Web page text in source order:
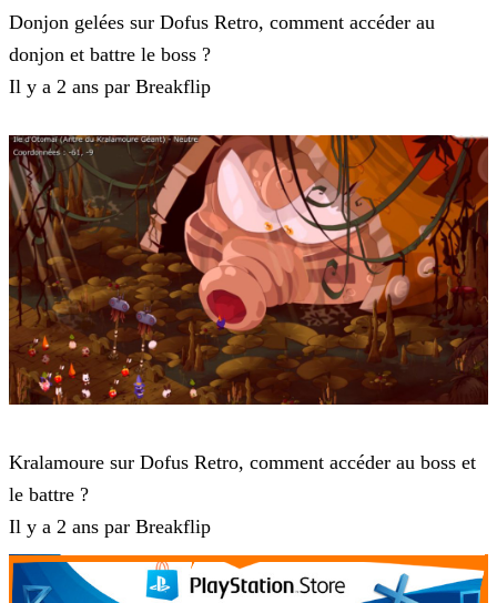
Donjon gelées sur Dofus Retro, comment accéder au
donjon et battre le boss ?
Il y a 2 ans par Breakflip
Kralamoure sur Dofus Retro, comment accéder au boss et
le battre ?
Il y a 2 ans par Breakflip